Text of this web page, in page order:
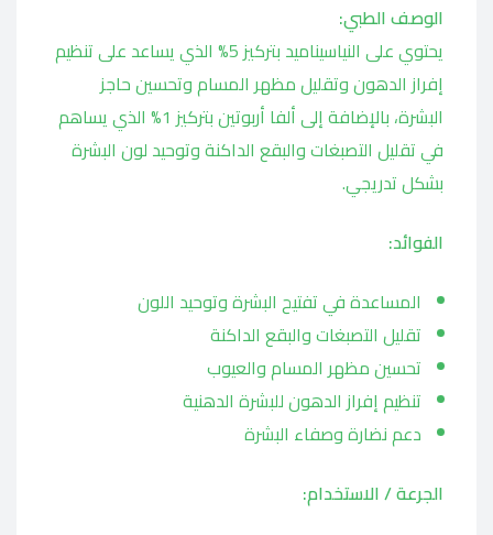
الوصف الطبي:
يحتوي على النياسيناميد بتركيز 5% الذي يساعد على تنظيم
إفراز الدهون وتقليل مظهر المسام وتحسين حاجز
البشرة، بالإضافة إلى ألفا أربوتين بتركيز 1% الذي يساهم
في تقليل التصبغات والبقع الداكنة وتوحيد لون البشرة
بشكل تدريجي.
الفوائد:
المساعدة في تفتيح البشرة وتوحيد اللون
تقليل التصبغات والبقع الداكنة
تحسين مظهر المسام والعيوب
تنظيم إفراز الدهون للبشرة الدهنية
دعم نضارة وصفاء البشرة
الجرعة / الاستخدام: